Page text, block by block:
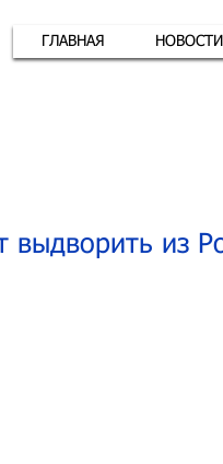
ГЛАВНАЯ НОВОСТИ
выдворить из